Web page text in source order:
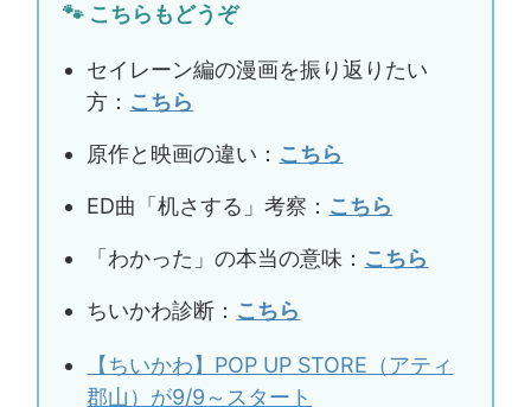
🐾 こちらもどうぞ
セイレーン編の漫画を振り返りたい
方： こちら
原作と映画の違い： こちら
ED曲「机さする」考察： こちら
「わかった」の本当の意味： こちら
ちいかわ診断： こちら
【ちいかわ】POP UP STORE（アティ
郡山）が9/9～スタート